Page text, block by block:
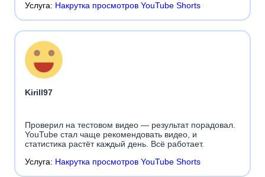
Услуга: Накрутка просмотров YouTube Shorts
Kirill97
Проверил на тестовом видео — результат порадовал.
YouTube стал чаще рекомендовать видео, и
статистика растёт каждый день. Всё работает.
Услуга: Накрутка просмотров YouTube Shorts